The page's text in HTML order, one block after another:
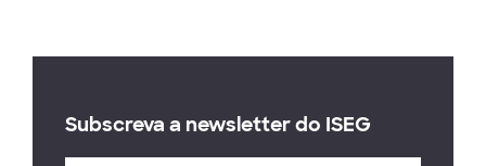
Subscreva a newsletter do ISEG